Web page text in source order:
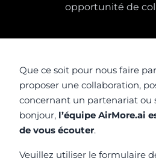
opportunité de
Que ce soit pour nous faire
proposer une collaboration,
concernant un partenariat
bonjour, l’équipe AirMore.ai
de vous écouter.
Veuillez utiliser le formulaire